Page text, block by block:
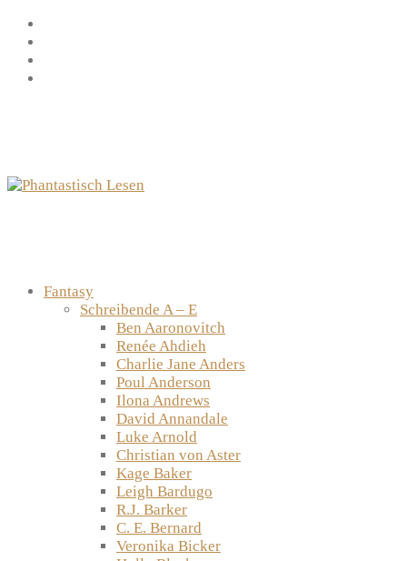
Zum
Inhalt
springen
Fantasy
Schreibende A – E
Ben Aaronovitch
Renée Ahdieh
Charlie Jane Anders
Poul Anderson
Ilona Andrews
David Annandale
Luke Arnold
Christian von Aster
Kage Baker
Leigh Bardugo
R.J. Barker
C. E. Bernard
Veronika Bicker